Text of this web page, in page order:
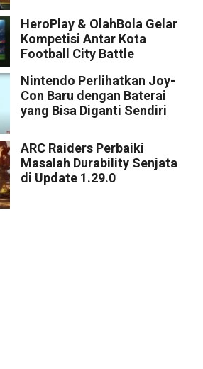
HeroPlay & OlahBola Gelar
Kompetisi Antar Kota
Football City Battle
Nintendo Perlihatkan Joy-
Con Baru dengan Baterai
yang Bisa Diganti Sendiri
ARC Raiders Perbaiki
Masalah Durability Senjata
di Update 1.29.0